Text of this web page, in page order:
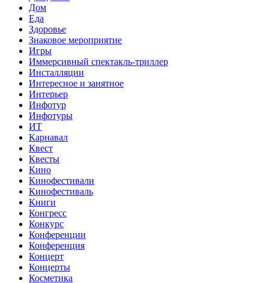
Дом
Еда
Здоровье
Знаковое мероприятие
Игры
Иммерсивный спектакль-триллер
Инсталляции
Интересное и занятное
Интерьер
Инфотур
Инфотуры
ИТ
Карнавал
Квест
Квесты
Кино
Кинофестивали
Кинофестиваль
Книги
Конгресс
Конкурс
Конференции
Конференция
Концерт
Концерты
Косметика